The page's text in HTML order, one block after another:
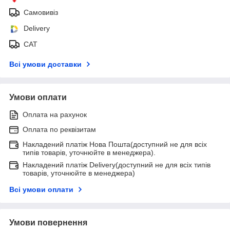
Самовивіз
Delivery
САТ
Всі умови доставки
Умови оплати
Оплата на рахунок
Оплата по реквізитам
Накладений платіж Нова Пошта(доступний не для всіх
типів товарів, уточнюйте в менеджера).
Накладений платіж Delivery(доступний не для всіх типів
товарів, уточнюйте в менеджера)
Всі умови оплати
Умови повернення